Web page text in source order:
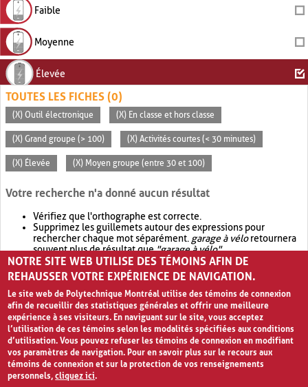
Faible
Moyenne
Élevée
TOUTES LES FICHES (0)
(X) Outil électronique (X) En classe et hors classe
(X) Grand groupe (> 100) (X) Activités courtes (< 30 minutes)
(X) Élevée (X) Moyen groupe (entre 30 et 100)
Votre recherche n'a donné aucun résultat
Vérifiez que l'orthographe est correcte.
Supprimez les guillemets autour des expressions pour
rechercher chaque mot séparément. garage à véloretournera
souvent plus de résultat que"garage à vélo".
Envisagez d'élargir votre recherche avec OR.garage OR vélo
retournera souvent plus de résultat quegarage à vélo
NOTRE SITE WEB UTILISE DES TÉMOINS AFIN DE
REHAUSSER VOTRE EXPÉRIENCE DE NAVIGATION.
Le site web de Polytechnique Montréal utilise des témoins de connexion
afin de recueillir des statistiques générales et offrir une meilleure
expérience à ses visiteurs. En naviguant sur le site, vous acceptez
l’utilisation de ces témoins selon les modalités spécifiées aux conditions
d’utilisation. Vous pouvez refuser les témoins de connexion en modifiant
vos paramètres de navigation. Pour en savoir plus sur le recours aux
témoins de connexion et sur la protection de vos renseignements
personnels,cliquez ici.